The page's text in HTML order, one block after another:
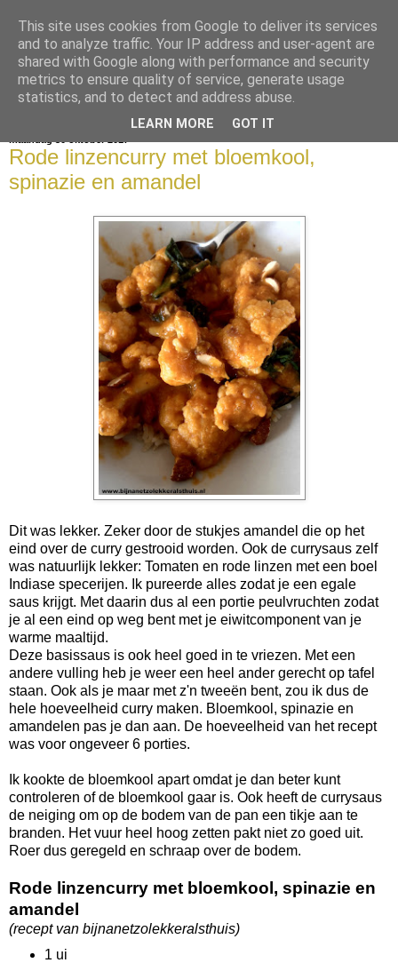
bijna net zo lekker als thuis
Rode linzencurry met bloemkool,
spinazie en amandel
Dit was lekker. Zeker door de stukjes amandel die op het
eind over de curry gestrooid worden. Ook de currysaus zelf
was natuurlijk lekker: Tomaten en rode linzen met een boel
Indiase specerijen. Ik pureerde alles zodat je een egale
saus krijgt. Met daarin dus al een portie peulvruchten zodat
je al een eind op weg bent met je eiwitcomponent van je
warme maaltijd.
Deze basissaus is ook heel goed in te vriezen. Met een
andere vulling heb je weer een heel ander gerecht op tafel
staan. Ook als je maar met z'n tweeën bent, zou ik dus de
hele hoeveelheid curry maken. Bloemkool, spinazie en
amandelen pas je dan aan. De hoeveelheid van het recept
was voor ongeveer 6 porties.
Ik kookte de bloemkool apart omdat je dan beter kunt
controleren of de bloemkool gaar is. Ook heeft de currysaus
de neiging om op de bodem van de pan een tikje aan te
branden. Het vuur heel hoog zetten pakt niet zo goed uit.
Roer dus geregeld en schraap over de bodem.
Rode linzencurry met bloemkool, spinazie en
amandel
(recept van bijnanetzolekkeralsthuis)
1 ui
This site uses cookies from Google to deliver its services
and to analyze traffic. Your IP address and user-agent are
shared with Google along with performance and security
metrics to ensure quality of service, generate usage
statistics, and to detect and address abuse.
LEARN MORE GOT IT